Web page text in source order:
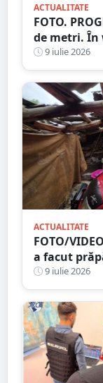
ACTUALITATE
FOTO.
de metri. În
distracție.
9 iulie 2026
ACTUALITATE
FOTO/
a facut
9 iulie 2026